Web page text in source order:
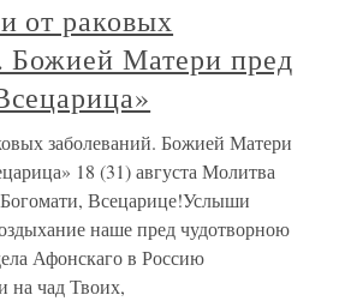
от раковых
Божией Матери пред
заболеваний. Божией Матери
18 (31) августа Молитва
Всецарице!Услыши
наше пред чудотворною
Афонскаго в Россию
на чад Твоих,